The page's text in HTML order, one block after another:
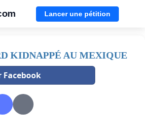
Lancer une pétition
KIDNAPPÉ AU MEXIQUE
Facebook